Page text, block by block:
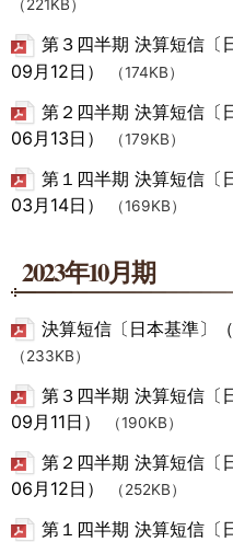
（221KB）
第３四半期 決算短信〔
09月12日）
（174KB）
第２四半期 決算短信〔
06月13日）
（179KB）
第１四半期 決算短信〔
03月14日）
（169KB）
2023年10月期
決算短信〔日本基準〕
（233KB）
第３四半期 決算短信〔
09月11日）
（190KB）
第２四半期 決算短信〔
06月12日）
（252KB）
第１四半期 決算短信〔